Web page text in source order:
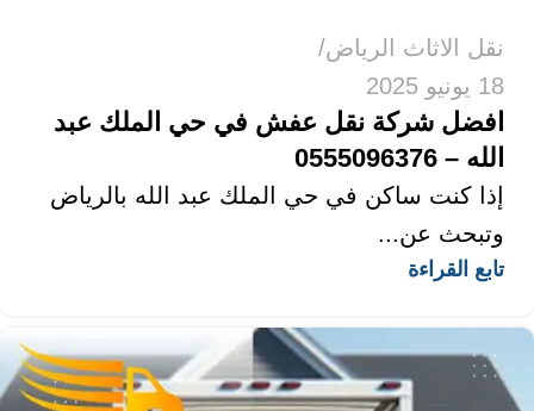
نقل الاثاث الرياض
18 يونيو 2025
افضل شركة نقل عفش في حي الملك عبد
الله – 0555096376
إذا كنت ساكن في حي الملك عبد الله بالرياض
وتبحث عن...
تابع القراءة